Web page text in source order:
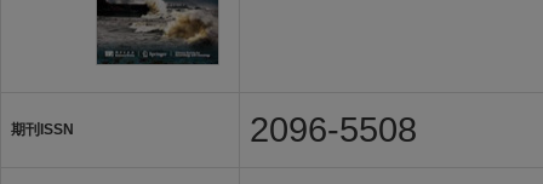
期刊ISSN 2096-5508